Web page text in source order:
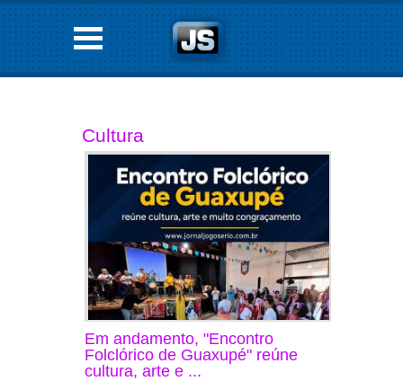
Cultura
Em andamento, "Encontro
Folclórico de Guaxupé" reúne
cultura, arte e ...